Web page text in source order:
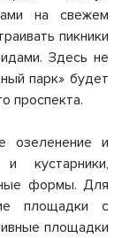
на свежем
пикники
Здесь не
парк» будет
проспекта.
озеленение и
кустарники,
формы. Для
площадки с
площадки